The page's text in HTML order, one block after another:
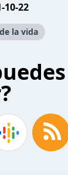
10-22
la vida